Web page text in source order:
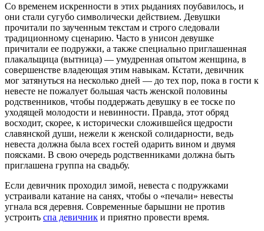
Со временем искренности в этих рыданиях поубавилось, и
они стали сугубо символически действием. Девушки
прочитали по заученным текстам и строго следовали
традиционному сценарию. Часто в унисон девушке
причитали ее подружки, а также специально приглашенная
плакальщица (вытница) — умудренная опытом женщина, в
совершенстве владеющая этим навыкам. Кстати, девичник
мог затянуться на несколько дней — до тех пор, пока в гости к
невесте не пожалует большая часть женской половины
родственников, чтобы поддержать девушку в ее тоске по
уходящей молодости и невинности. Правда, этот обряд
восходит, скорее, к исторически сложившейся щедрости
славянской души, нежели к женской солидарности, ведь
невеста должна была всех гостей одарить вином и двумя
поясками. В свою очередь родственниками должна быть
приглашена группа на свадьбу.
Если девичник проходил зимой, невеста с подружками
устраивали катание на санях, чтобы о «печали» невесты
угнала вся деревня. Современные барышни не против
устроить спа девичник и приятно провести время.